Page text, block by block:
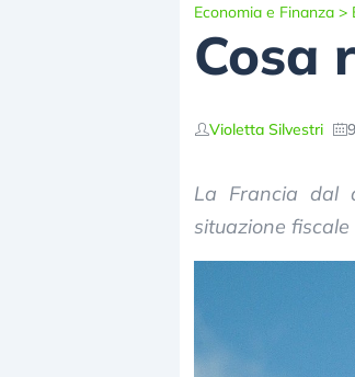
Economia e Finanza >
Cosa
Violetta Silvestri
La Francia dal
situazione fiscale